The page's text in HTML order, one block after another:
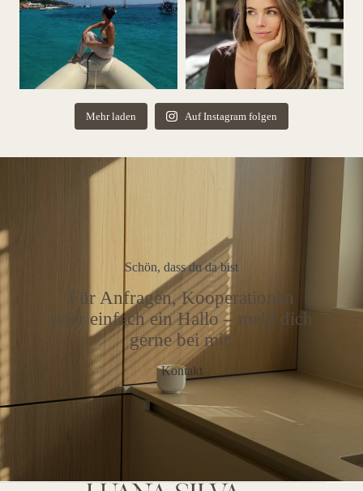
Mehr laden Auf Instagram folgen
Schön, dass du da bist
Für Anfragen, Kooperationen
oder einfach ein Hallo – meld dich
gerne bei mir.
Kontakt